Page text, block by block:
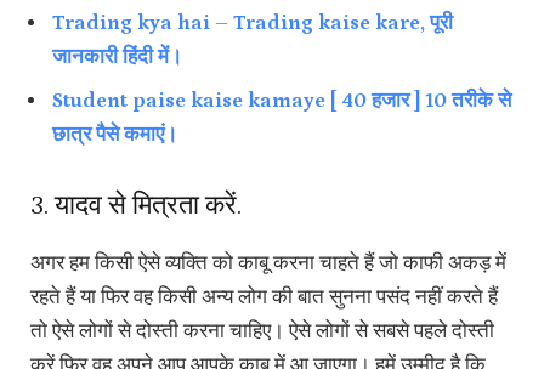
Trading kya hai – Trading kaise kare, पूरी
जानकारी हिंदी में।
Student paise kaise kamaye [ 40 हजार ] 10 तरीके से
छात्र पैसे कमाएं।
3. यादव से मित्रता करें.
अगर हम किसी ऐसे व्यक्ति को काबू करना चाहते हैं जो काफी अकड़ में
रहते हैं या फिर वह किसी अन्य लोग की बात सुनना पसंद नहीं करते हैं
तो ऐसे लोगों से दोस्ती करना चाहिए। ऐसे लोगों से सबसे पहले दोस्ती